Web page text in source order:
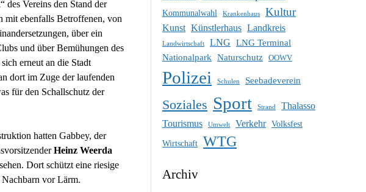
des Vereins den Stand der
mit ebenfalls Betroffenen, von
über ein
und über Bemühungen des
erneut an die Stadt
dort im Zuge der laufenden
für den Schallschutz der
hatten Gabbey, der
Heinz Weerda
Dort schützt eine riesige
Nachbarn vor Lärm.
Kommunalwahl Krankenhaus Kultur
Kunst Künstlerhaus Landkreis
Landwirtschaft LNG
LNG Terminal
Nationalpark Naturschutz OOWV
Polizei Schulen Seebadeverein
Soziales Sport Strand
Thalasso
Tourismus
Umwelt Verkehr Volksfest
Wirtschaft WTG
Archiv